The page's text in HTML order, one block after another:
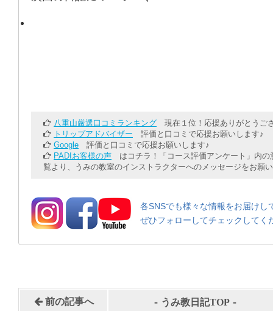
八重山厳選口コミランキング 現在１位！応援ありがとうご
トリップアドバイザー 評価と口コミで応援お願いします♪
Google 評価と口コミで応援お願いします♪
PADIお客様の声 はコチラ！「コース評価アンケート」内の
覧より、うみの教室のインストラクターへのメッセージをお願
各SNSでも様々な情報をお届けし
ぜひフォローしてチェックしてく
前の記事へ - うみ教日記TOP -